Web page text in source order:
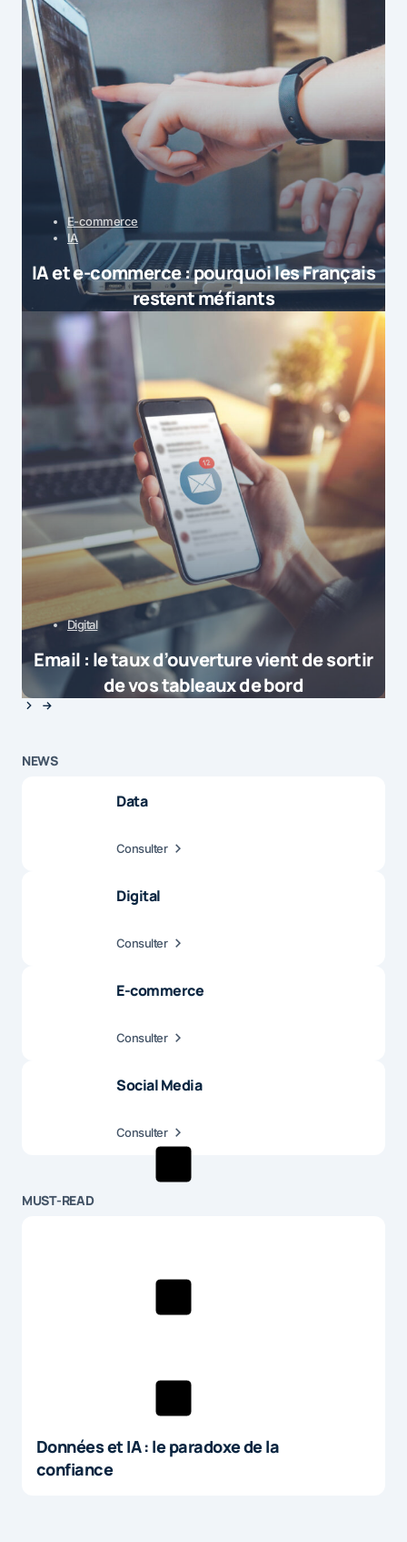
E-commerce
IA
IA et e-commerce : pourquoi les Français
restent méfiants
Digital
Email : le taux d’ouverture vient de sortir
de vos tableaux de bord
NEWS
Data
Consulter
Digital
Consulter
E-commerce
Consulter
Social Media
Consulter
MUST-READ
Données et IA : le paradoxe de la
confiance